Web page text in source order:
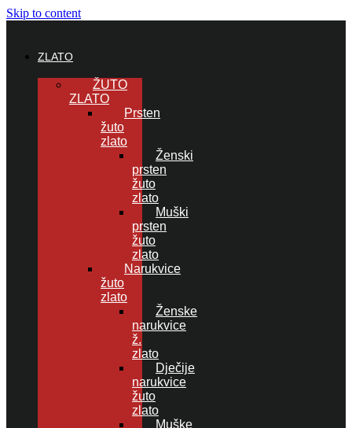
Skip to content
ZLATO
ŽUTO
ZLATO
Prsten
žuto
zlato
Ženski
prsten
žuto
zlato
Muški
prsten
žuto
zlato
Narukvice
žuto
zlato
Ženske
narukvice
ž.
zlato
Dječije
narukvice
žuto
zlato
Muške